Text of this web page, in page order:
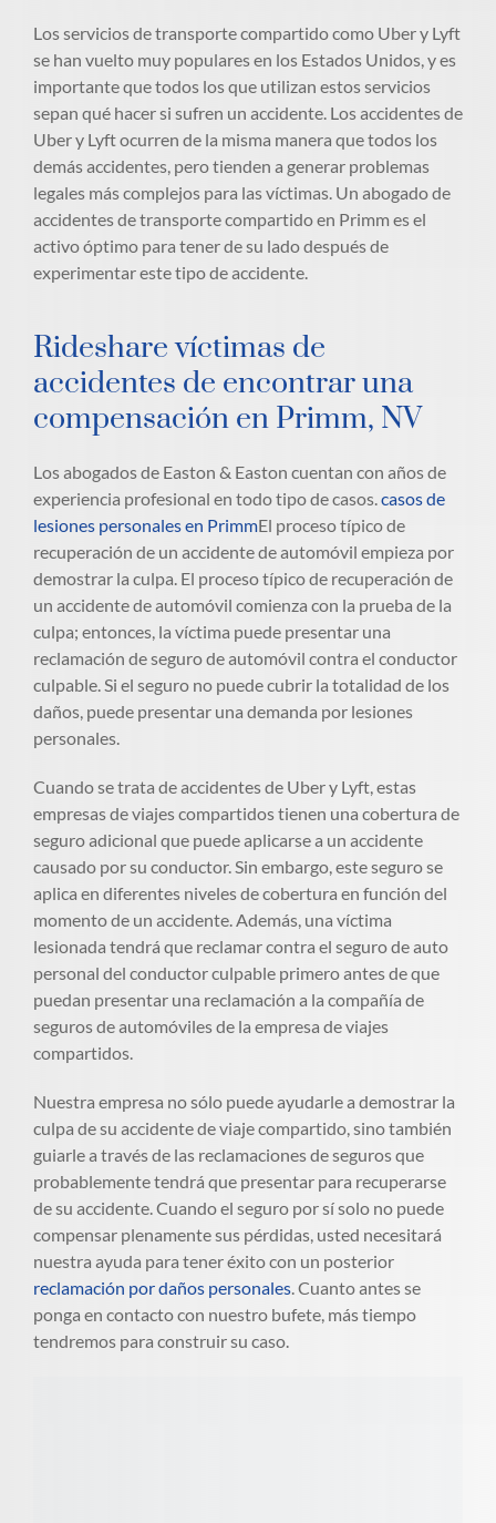
Los servicios de transporte compartido como Uber y Lyft
se han vuelto muy populares en los Estados Unidos, y es
importante que todos los que utilizan estos servicios
sepan qué hacer si sufren un accidente. Los accidentes de
Uber y Lyft ocurren de la misma manera que todos los
demás accidentes, pero tienden a generar problemas
legales más complejos para las víctimas. Un abogado de
accidentes de transporte compartido en Primm es el
activo óptimo para tener de su lado después de
experimentar este tipo de accidente.
Rideshare víctimas de
accidentes de encontrar una
compensación en Primm, NV
Los abogados de Easton & Easton cuentan con años de
experiencia profesional en todo tipo de casos.casos de
lesiones personales en PrimmEl proceso típico de
recuperación de un accidente de automóvil empieza por
demostrar la culpa. El proceso típico de recuperación de
un accidente de automóvil comienza con la prueba de la
culpa; entonces, la víctima puede presentar una
reclamación de seguro de automóvil contra el conductor
culpable. Si el seguro no puede cubrir la totalidad de los
daños, puede presentar una demanda por lesiones
personales.
Cuando se trata de accidentes de Uber y Lyft, estas
empresas de viajes compartidos tienen una cobertura de
seguro adicional que puede aplicarse a un accidente
causado por su conductor. Sin embargo, este seguro se
aplica en diferentes niveles de cobertura en función del
momento de un accidente. Además, una víctima
lesionada tendrá que reclamar contra el seguro de auto
personal del conductor culpable primero antes de que
puedan presentar una reclamación a la compañía de
seguros de automóviles de la empresa de viajes
compartidos.
Nuestra empresa no sólo puede ayudarle a demostrar la
culpa de su accidente de viaje compartido, sino también
guiarle a través de las reclamaciones de seguros que
probablemente tendrá que presentar para recuperarse
de su accidente. Cuando el seguro por sí solo no puede
compensar plenamente sus pérdidas, usted necesitará
nuestra ayuda para tener éxito con un posterior
reclamación por daños personales. Cuanto antes se
ponga en contacto con nuestro bufete, más tiempo
tendremos para construir su caso.